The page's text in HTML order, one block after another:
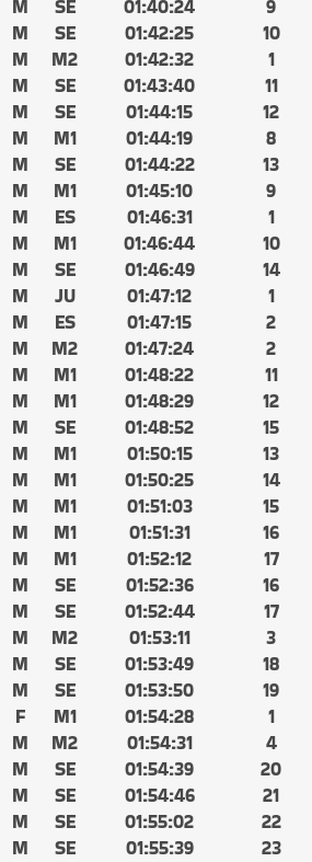
M SE 01:40:24
9
M SE 01:42:25
10
M M2 01:42:32
1
M SE 01:43:40
11
M SE 01:44:15
12
M M1 01:44:19
8
M SE 01:44:22
13
M M1 01:45:10
9
M ES 01:46:31
1
M M1 01:46:44
10
M SE 01:46:49
14
M JU 01:47:12
1
M ES 01:47:15
2
M M2 01:47:24
2
M M1 01:48:22
11
M M1 01:48:29
12
M SE 01:48:52
15
M M1 01:50:15
13
M M1 01:50:25
14
M M1 01:51:03
15
M M1 01:51:31
16
M M1 01:52:12
17
M SE 01:52:36
16
M SE 01:52:44
17
M M2 01:53:11
3
M SE 01:53:49
18
M SE 01:53:50
19
F M1 01:54:28
1
M M2 01:54:31
4
M SE 01:54:39
20
M SE 01:54:46
21
M SE 01:55:02
22
M SE 01:55:39
23